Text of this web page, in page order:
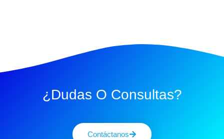
¿Dudas O Consultas?
Contáctanos